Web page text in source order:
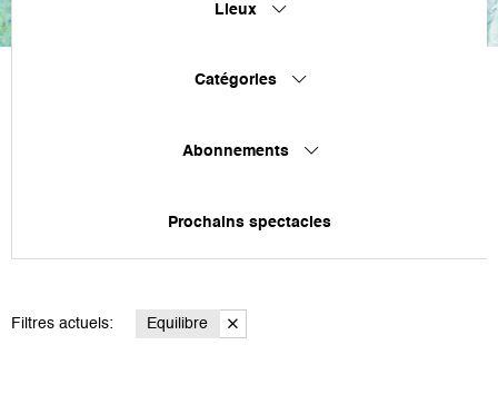
Lieux
Catégories
Abonnements
Prochains spectacles
Filtres actuels: Equilibre